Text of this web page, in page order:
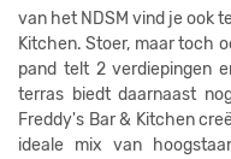
van het NDSM vind je ook
Kitchen. Stoer, maar toch
pand telt 2 verdiepingen
terras biedt daarnaast
Freddy's Bar & Kitchen
ideale mix van